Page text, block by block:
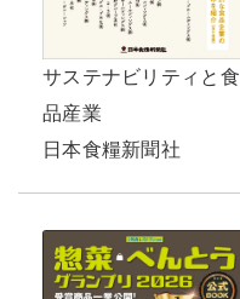
サステナビリティと食
品産業
日本食糧新聞社